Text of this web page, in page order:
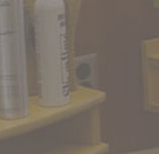
snel mogelijk....